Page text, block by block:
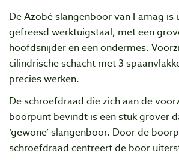
De Azobé slangenboor van Famag is
gefreesd werktuigstaal, met een
hoofdsnijder en een ondermes.
cilindrische schacht met 3
precies werken.
De schroefdraad die zich aan de
boorpunt bevindt is een stuk grover
‘gewone’ slangenboor. Door de
schroefdraad centreert de boor